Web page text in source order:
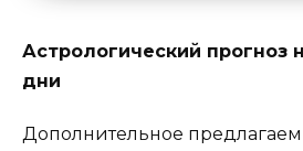
Астрологический прогноз
дни
Дополнительное предлагаем